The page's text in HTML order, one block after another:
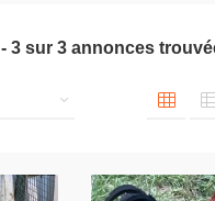
- 3 sur 3 annonces